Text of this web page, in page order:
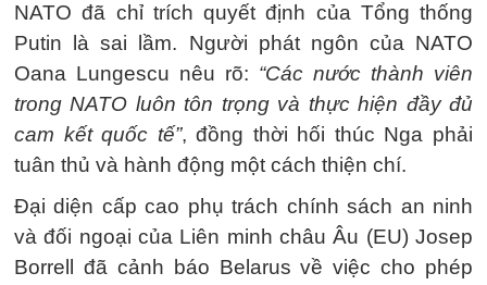
NATO đã chỉ trích quyết định của Tổng thống
Putin là sai lầm. Người phát ngôn của NATO
Oana Lungescu nêu rõ: “Các nước thành viên
trong NATO luôn tôn trọng và thực hiện đầy đủ
cam kết quốc tế”, đồng thời hối thúc Nga phải
tuân thủ và hành động một cách thiện chí.
Đại diện cấp cao phụ trách chính sách an ninh
và đối ngoại của Liên minh châu Âu (EU) Josep
Borrell đã cảnh báo Belarus về việc cho phép